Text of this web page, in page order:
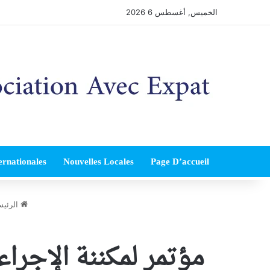
الخميس, أغسطس 6 2026
Page D’accueil
Nouvelles Locales